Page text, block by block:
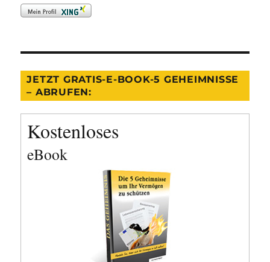
JETZT GRATIS-E-BOOK-5 GEHEIMNISSE
– ABRUFEN:
Kostenloses
eBook